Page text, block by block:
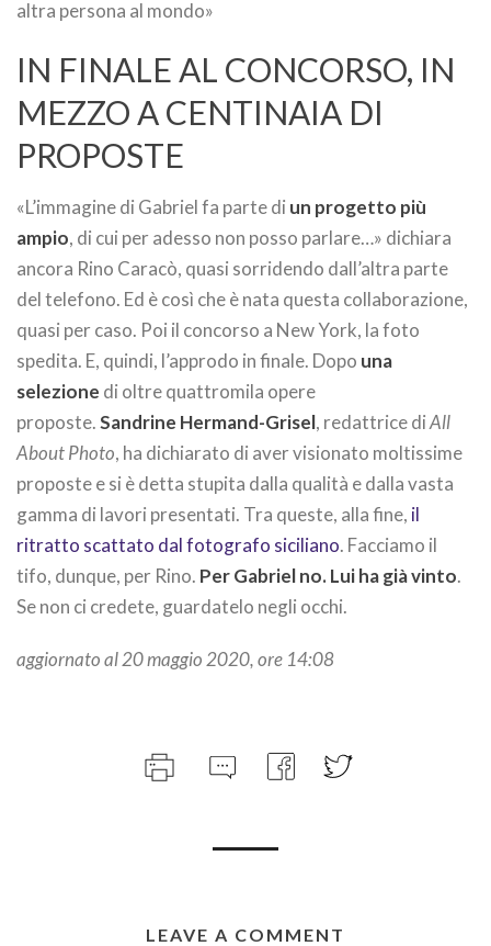
altra persona al mondo»
IN FINALE AL CONCORSO, IN
MEZZO A CENTINAIA DI
PROPOSTE
«L’immagine di Gabriel fa parte di un progetto più
ampio, di cui per adesso non posso parlare…» dichiara
ancora Rino Caracò, quasi sorridendo dall’altra parte
del telefono. Ed è così che è nata questa collaborazione,
quasi per caso. Poi il concorso a New York, la foto
spedita. E, quindi, l’approdo in finale. Dopo una
selezione di oltre quattromila opere
proposte.Sandrine Hermand-Grisel, redattrice diAll
About Photo, ha dichiarato di aver visionato moltissime
proposte e si è detta stupita dalla qualità e dalla vasta
gamma di lavori presentati. Tra queste, alla fine, il
ritratto scattato dal fotografo siciliano. Facciamo il
tifo, dunque, per Rino. Per Gabriel no. Lui ha già vinto.
Se non ci credete, guardatelo negli occhi.
aggiornato al 20 maggio 2020, ore 14:08
LEAVE A COMMENT